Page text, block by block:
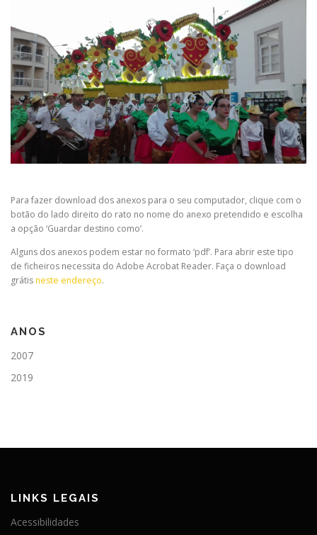
Para fazer download dos anexos para o seu computador, clique com o
botão do lado direito do rato no nome do anexo pretendido e escolha
a opção ‘Guardar destino como’.
Alguns dos anexos podem estar no formato ‘pdf’. Para abrir este tipo
de ficheiros necessita do Adobe Acrobat Reader. Faça o download
grátisneste endereço.
ANOS
2007
2019
LINKS LEGAIS
Acessibilidades